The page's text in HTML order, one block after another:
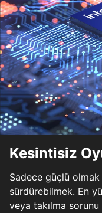
Kesintisiz
Sadece güçlü
sürdürebilmek. En
veya takılma sorunu